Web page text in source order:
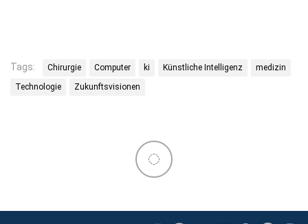
Tags: Chirurgie Computer ki Künstliche Intelligenz
medizin
Technologie
Zukunftsvisionen